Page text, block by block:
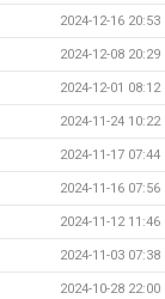
2024-12-16 20:53
2024-12-08 20:29
2024-12-01 08:12
2024-11-24 10:22
2024-11-17 07:44
2024-11-16 07:56
2024-11-12 11:46
2024-11-03 07:38
2024-10-28 22:00